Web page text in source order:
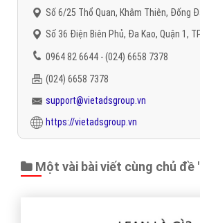
Số 6/25 Thổ Quan, Khâm Thiên, Đống
Số 36 Điện Biên Phủ, Đa Kao, Quận 1,
0964 82 6644 - (024) 6658 7378
(024) 6658 7378
support@vietadsgroup.vn
https://vietadsgroup.vn
Một vài bài viết cùng chủ đề